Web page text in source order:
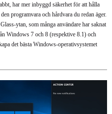
har mer inbyggd säkerhet för att hålla
programvara och hårdvara du redan äger.
ytan, som många användare har saknat
Windows 7 och 8 (respektive 8.1) och
det bästa Windows-operativsystemet